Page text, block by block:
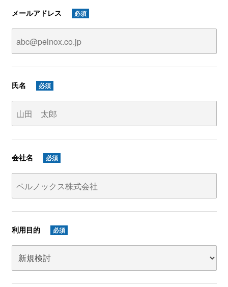
メールアドレス 必須
氏名 必須
会社名 必須
利用目的 必須